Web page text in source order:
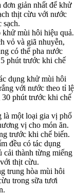
đơn giản nhất để khử
thịt cừu với nước
sạch.
mùi hôi hiệu quả.
vỏ và giã nhuyễn,
có thể pha nước
phút trước khi chế
dụng khử mùi hôi
với nước theo tỉ lệ
30 phút trước khi chế
là một loại gia vị phổ
vị cho món ăn.
trước khi chế biến.
đều có tác dụng
cải thành từng miếng
thịt cừu.
trung hòa mùi hôi
trong sữa tươi